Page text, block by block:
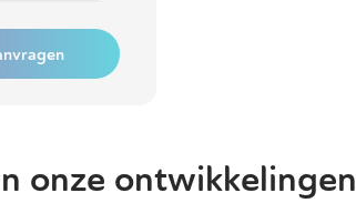
onze ontwikkelingen